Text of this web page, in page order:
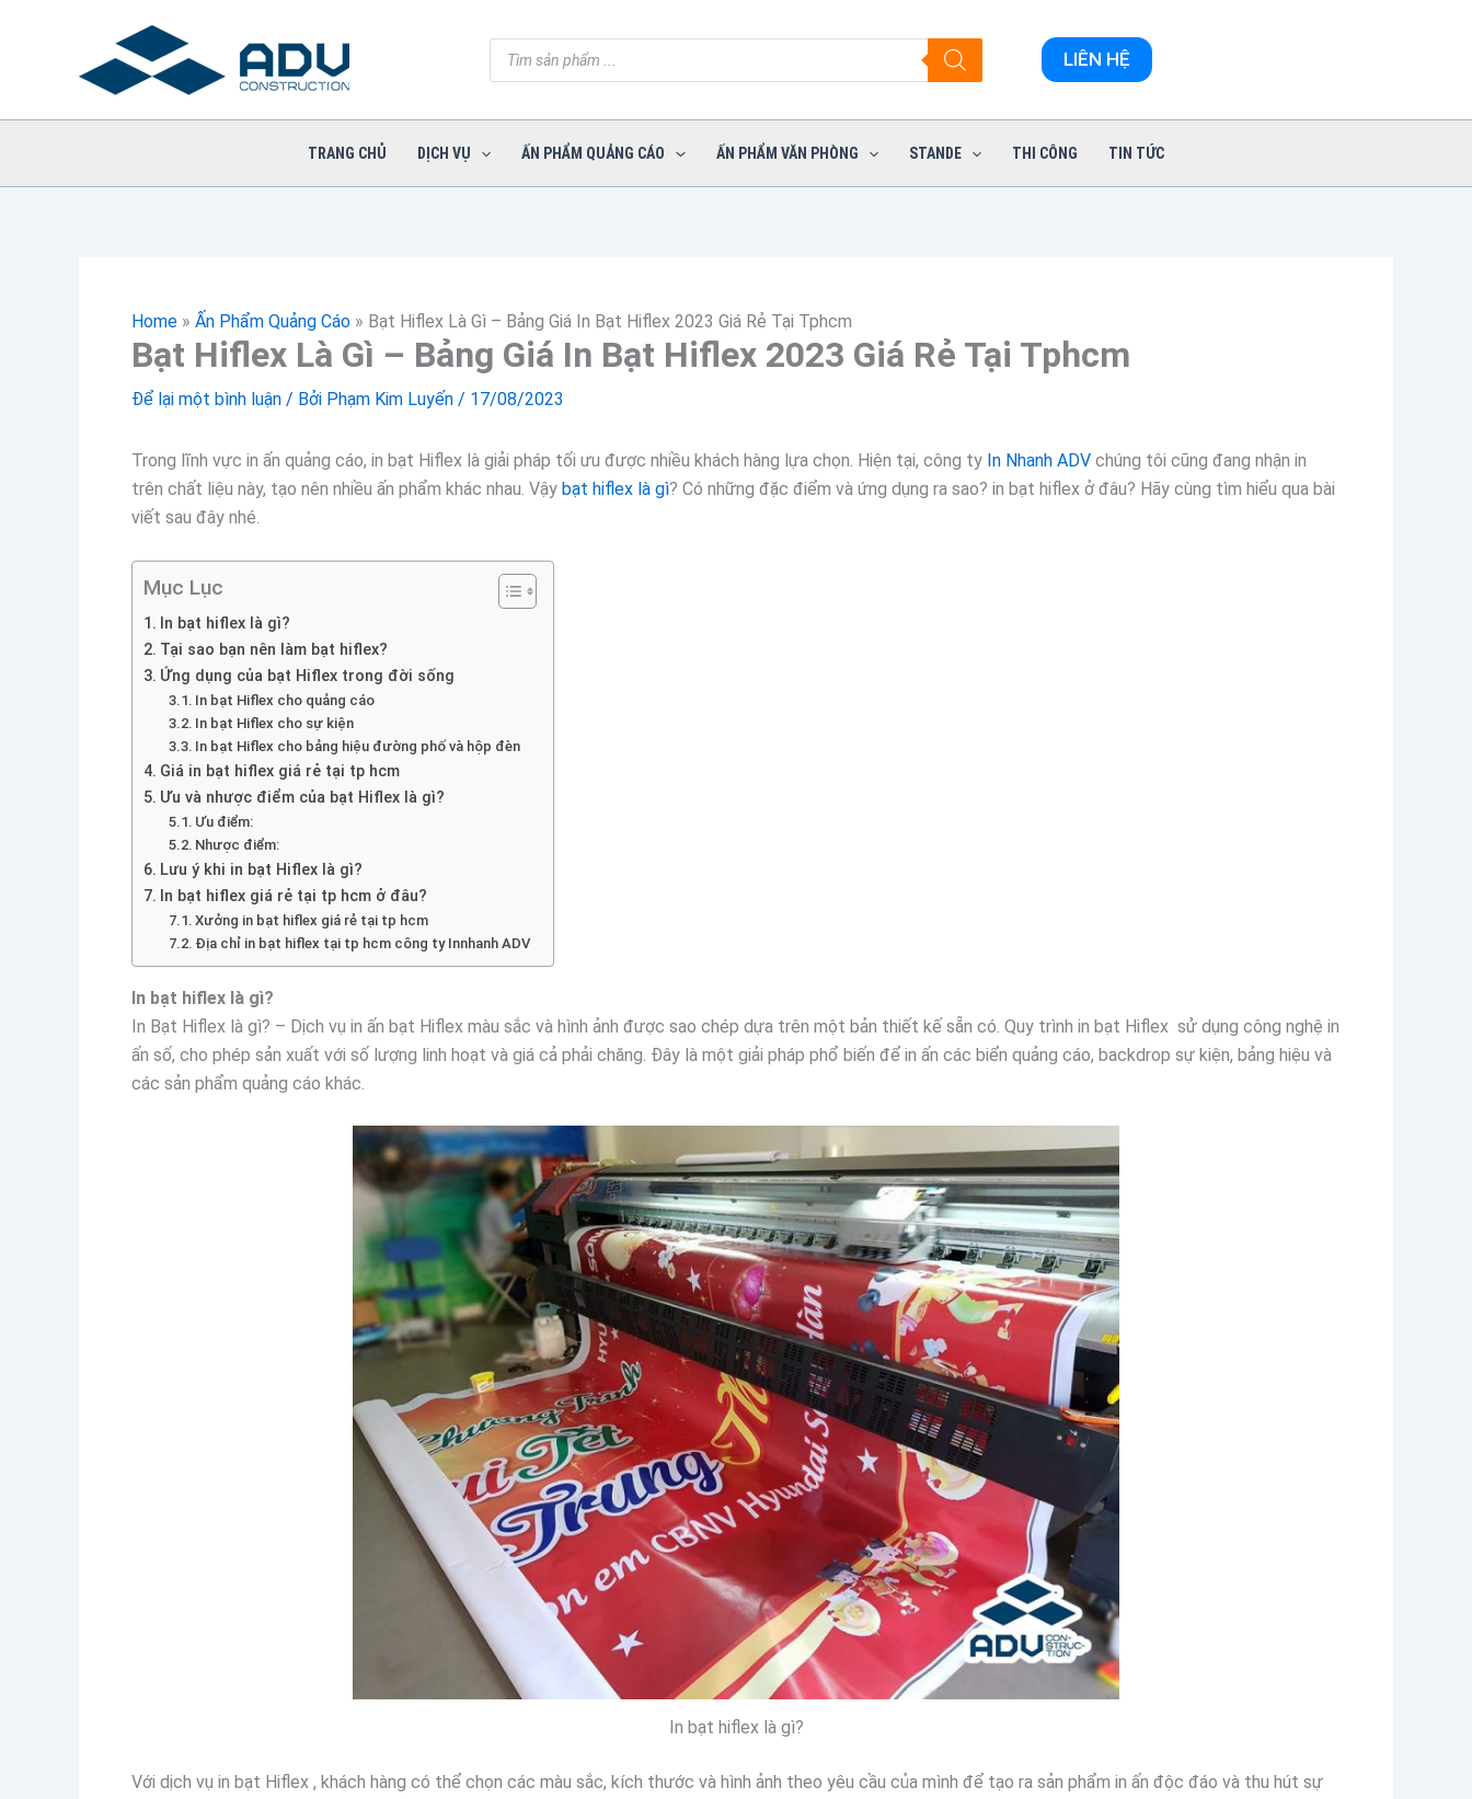
Tìm
kiếm
sản
LIÊN HỆ
TRANG CHỦ DỊCH VỤ ẤN PHẨM QUẢNG CÁO ẤN PHẨM VĂN PHÒNG STANDE THI CÔNG TIN TỨC
Home » Ấn Phẩm Quảng Cáo » Bạt Hiflex Là Gì – Bảng Giá In Bạt Hiflex 2023 Giá Rẻ Tại Tphcm
Bạt Hiflex Là Gì – Bảng Giá In Bạt Hiflex 2023 Giá Rẻ Tại Tphcm
Để lại một bình luận / Bởi Phạm Kim Luyến / 17/08/2023
Trong lĩnh vực in ấn quảng cáo, in bạt Hiflex là giải pháp tối ưu được nhiều khách hàng lựa chọn. Hiện tại, công ty In Nhanh ADV chúng tôi cũng đang nhận in
trên chất liệu này, tạo nên nhiều ấn phẩm khác nhau. Vậy bạt hiflex là gì? Có những đặc điểm và ứng dụng ra sao? in bạt hiflex ở đâu? Hãy cùng tìm hiểu qua bài
viết sau đây nhé.
Mục Lục
In bạt hiflex là gì?
Tại sao bạn nên làm bạt hiflex?
Ứng dụng của bạt Hiflex trong đời sống
In bạt Hiflex cho quảng cáo
In bạt Hiflex cho sự kiện
In bạt Hiflex cho bảng hiệu đường phố và hộp đèn
Giá in bạt hiflex giá rẻ tại tp hcm
Ưu và nhược điểm của bạt Hiflex là gì?
Ưu điểm:
Nhược điểm:
Lưu ý khi in bạt Hiflex là gì?
In bạt hiflex giá rẻ tại tp hcm ở đâu?
Xưởng in bạt hiflex giá rẻ tại tp hcm
Địa chỉ in bạt hiflex tại tp hcm công ty Innhanh ADV
In bạt hiflex là gì?
In Bạt Hiflex là gì? – Dịch vụ in ấn bạt Hiflex màu sắc và hình ảnh được sao chép dựa trên một bản thiết kế sẵn có. Quy trình in bạt Hiflex sử dụng công nghệ in
ấn số, cho phép sản xuất với số lượng linh hoạt và giá cả phải chăng. Đây là một giải pháp phổ biến để in ấn các biển quảng cáo, backdrop sự kiện, bảng hiệu và
các sản phẩm quảng cáo khác.
In bạt hiflex là gì?
Với dịch vụ in bạt Hiflex , khách hàng có thể chọn các màu sắc, kích thước và hình ảnh theo yêu cầu của mình để tạo ra sản phẩm in ấn độc đáo và thu hút sự